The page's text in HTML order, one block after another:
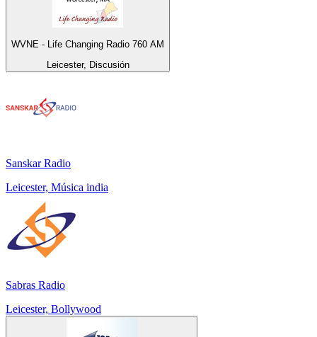
WVNE - Life Changing Radio 760 AM
Leicester, Discusión
Sanskar Radio
Leicester, Música india
Sabras Radio
Leicester, Bollywood